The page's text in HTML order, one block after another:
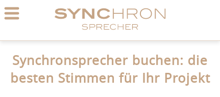
Synchronsprecher buchen: die
besten Stimmen für Ihr Projekt